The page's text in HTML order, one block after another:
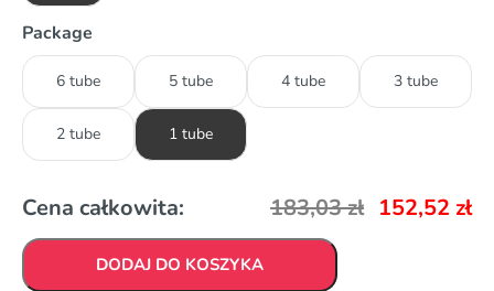
Package
6 tube 5 tube 4 tube 3 tube
2 tube 1 tube
Cena całkowita: 183,03zł 152,52 zł
DODAJ DO KOSZYKA